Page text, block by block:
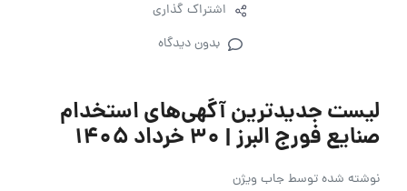
اشتراک گذاری
بدون دیدگاه
لیست جدیدترین آگهی‌های استخدام
صنایع فورج البرز | ۳۰ خرداد ۱۴۰۵
نوشته شده توسطجاب ویژن